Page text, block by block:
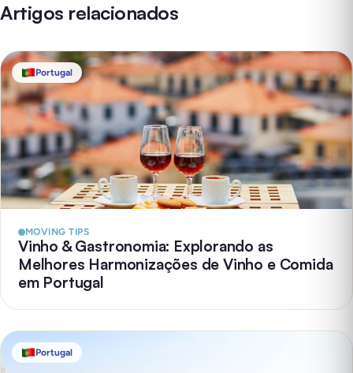
Artigos relacionados
Portugal
MOVING TIPS
Vinho & Gastronomia: Explorando as
Melhores Harmonizações de Vinho e Comida
em Portugal
Portugal